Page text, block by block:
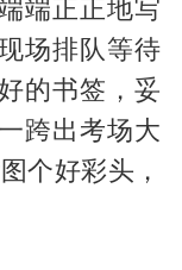
端正正地写
场排队等待
的书签，妥
跨出考场大
个好彩头，